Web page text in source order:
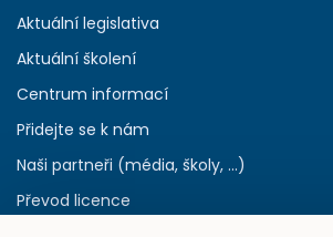
Aktuální legislativa
Aktuální školení
Centrum informací
Přidejte se k nám
Naši partneři (média, školy, ...)
Převod licence